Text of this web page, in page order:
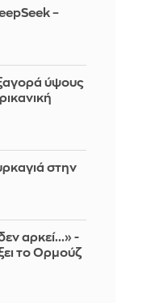
–
ύψους
στην
αρκεί...» -
το Ορμούζ